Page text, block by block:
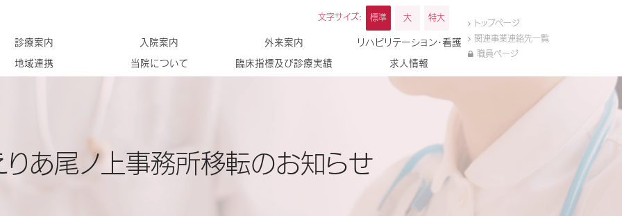
診療案内 入院案内 外来案内 リハビリテーション・看護
地域連携 当院について 臨床指標及び診療実績 求人情報
文字サイズ: 標準 大 特大
トップページ
関連事業連絡先一覧
職員ページ
りあ尾ノ上事務所移転のお知らせ